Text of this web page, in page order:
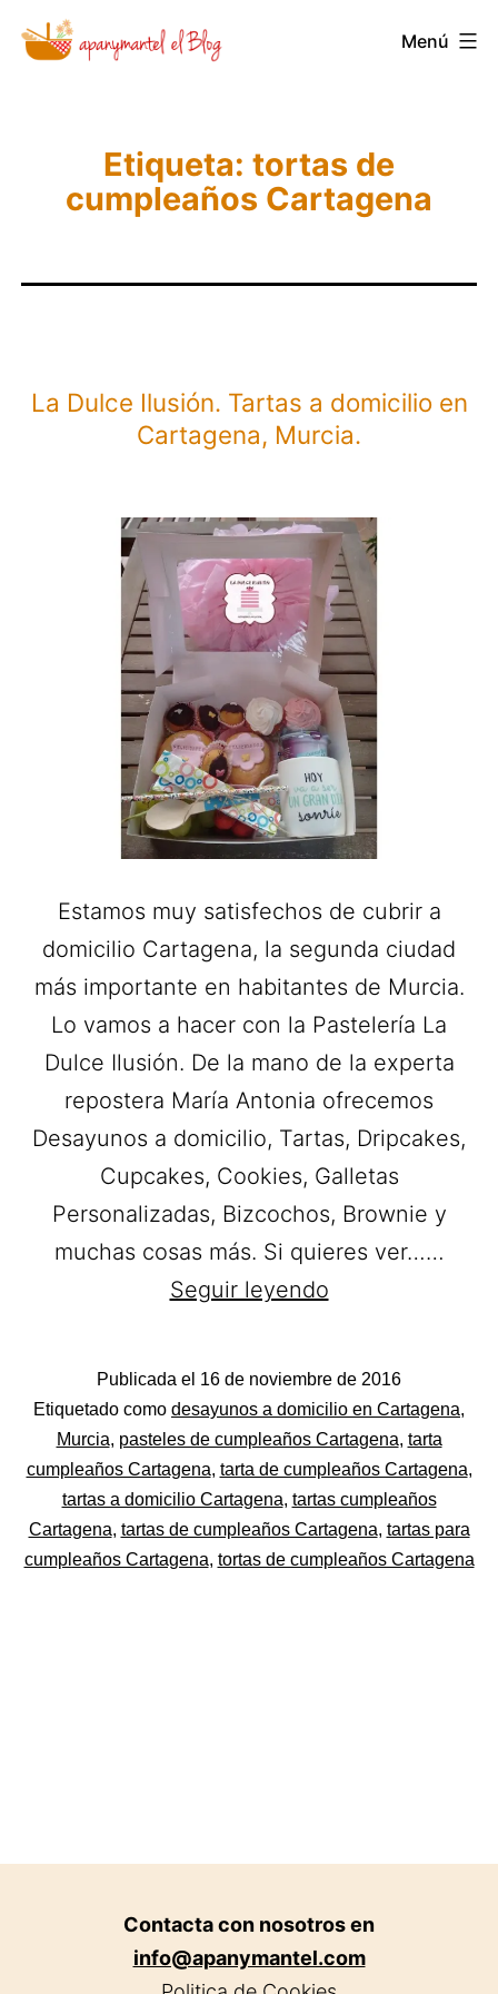
Saltar
Novedades
Apanymantel
Menú
Etiqueta: tortas de
cumpleaños Cartagena
La Dulce Ilusión. Tartas a domicilio en
Cartagena, Murcia.
Estamos muy satisfechos de cubrir a
domicilio Cartagena, la segunda ciudad
más importante en habitantes de Murcia.
Lo vamos a hacer con la Pastelería La
Dulce Ilusión. De la mano de la experta
repostera María Antonia ofrecemos
Desayunos a domicilio, Tartas, Dripcakes,
Cupcakes, Cookies, Galletas
Personalizadas, Bizcochos, Brownie y
muchas cosas más. Si quieres ver……
Seguir leyendoLa
Tartas
a
domicilio
en
Cartagena,
Publicada el 16 de noviembre de 2016
Categorizado
como
Pastelerías
Asociadas
Apanymantel
Etiquetado como desayunos a domicilio en Cartagena,
Murcia, pasteles de cumpleaños Cartagena, tarta
cumpleaños Cartagena, tarta de cumpleaños Cartagena,
tartas a domicilio Cartagena, tartas cumpleaños
Cartagena, tartas de cumpleaños Cartagena, tartas para
cumpleaños Cartagena, tortas de cumpleaños Cartagena
Contacta con nosotros en
info@apanymantel.com